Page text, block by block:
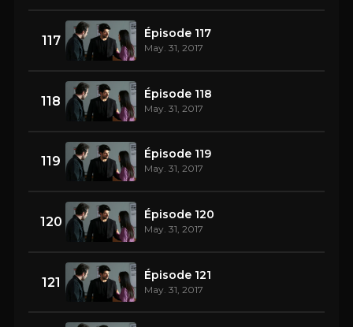
117 Épisode 117
May. 31, 2017
118 Épisode 118
May. 31, 2017
119 Épisode 119
May. 31, 2017
120 Épisode 120
May. 31, 2017
121 Épisode 121
May. 31, 2017